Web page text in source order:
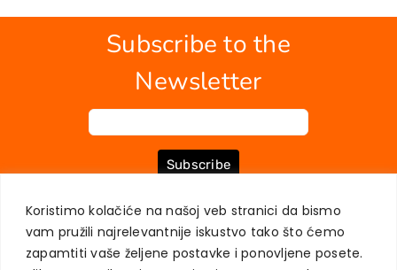
Koristimo kolačiće na našoj veb stranici da bismo
vam pružili najrelevantnije iskustvo tako što ćemo
zapamtiti vaše željene postavke i ponovljene posete.
Subscribe to the
Newsletter
Subscribe
ABOUT US BOOKS MY ACCOUNT CONTACT
TERMS OF PURCHASE
USER PRIVACY PROTECTION